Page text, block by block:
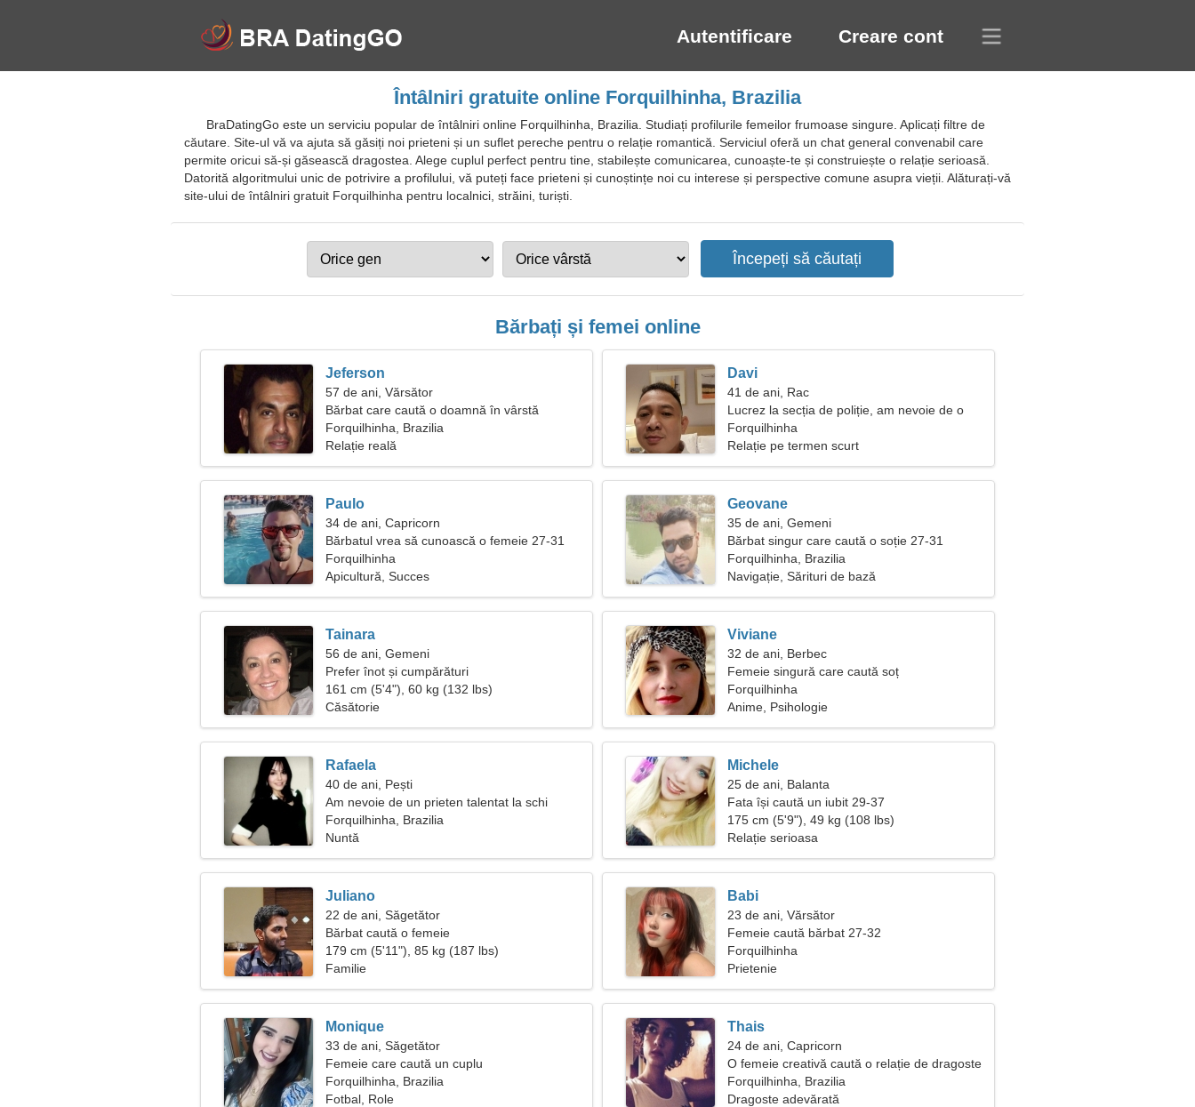
Autentificare Creare cont
Întâlniri gratuite online Forquilhinha, Brazilia
BraDatingGo este un serviciu popular de întâlniri online Forquilhinha, Brazilia. Studiați profilurile femeilor frumoase singure. Aplicați filtre de
căutare. Site-ul vă va ajuta să găsiți noi prieteni și un suflet pereche pentru o relație romantică. Serviciul oferă un chat general convenabil care
permite oricui să-și găsească dragostea. Alege cuplul perfect pentru tine, stabilește comunicarea, cunoaște-te și construiește o relație serioasă.
Datorită algoritmului unic de potrivire a profilului, vă puteți face prieteni și cunoștințe noi cu interese și perspective comune asupra vieții. Alăturați-vă
site-ului de întâlniri gratuit Forquilhinha pentru localnici, străini, turiști.
Bărbați și femei online
Jeferson
57 de ani, Vărsător
Bărbat care caută o doamnă în vârstă
Forquilhinha, Brazilia
Relație reală
Davi
41 de ani, Rac
Lucrez la secția de poliție, am nevoie de o
femeie bună
Forquilhinha
Relație pe termen scurt
Paulo
34 de ani, Capricorn
Bărbatul vrea să cunoască o femeie 27-31
Forquilhinha
Apicultură, Succes
Geovane
35 de ani, Gemeni
Bărbat singur care caută o soție 27-31
Forquilhinha, Brazilia
Navigație, Sărituri de bază
Tainara
56 de ani, Gemeni
Prefer înot și cumpărături
161 cm (5'4"), 60 kg (132 lbs)
Căsătorie
Viviane
32 de ani, Berbec
Femeie singură care caută soț
Forquilhinha
Anime, Psihologie
Rafaela
40 de ani, Pești
Am nevoie de un prieten talentat la schi
Forquilhinha, Brazilia
Nuntă
Michele
25 de ani, Balanta
Fata își caută un iubit 29-37
175 cm (5'9"), 49 kg (108 lbs)
Relație serioasa
Juliano
22 de ani, Săgetător
Bărbat caută o femeie
179 cm (5'11"), 85 kg (187 lbs)
Familie
Babi
23 de ani, Vărsător
Femeie caută bărbat 27-32
Forquilhinha
Prietenie
Monique
33 de ani, Săgetător
Femeie care caută un cuplu
Forquilhinha, Brazilia
Fotbal, Role
Thais
24 de ani, Capricorn
O femeie creativă caută o relație de dragoste
Forquilhinha, Brazilia
Dragoste adevărată